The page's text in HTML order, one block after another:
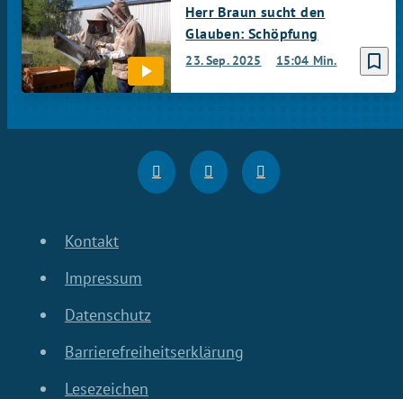
bookmark_border
23. Sep. 2025 15:04 Min.
Herr Braun sucht den
Glauben: Schöpfung
Kontakt
Impressum
Datenschutz
Barrierefreiheitserklärung
Lesezeichen